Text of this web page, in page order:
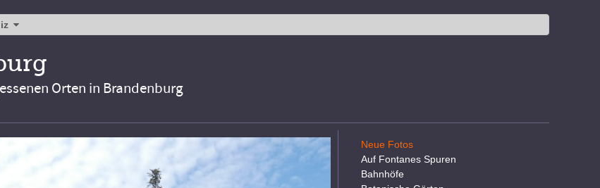
Orten in Brandenburg
Neue Fotos
Auf Fontanes Spuren
Bahnhöfe